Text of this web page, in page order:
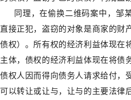
同理，在偷换二维码案中，邹
直接正犯，盗窃的对象是商家的财
债权）。所有权的经济利益体现在
主体，债权的经济利益体现在将债
债权人因而得向债务人请求给付，
可以转让或让与，让与的主要法律